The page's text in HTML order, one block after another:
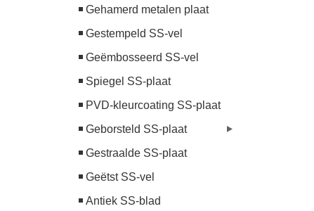
Gehamerd metalen plaat
Gestempeld SS-vel
Geëmbosseerd SS-vel
Spiegel SS-plaat
PVD-kleurcoating SS-plaat
Geborsteld SS-plaat
Gestraalde SS-plaat
Geëtst SS-vel
Antiek SS-blad